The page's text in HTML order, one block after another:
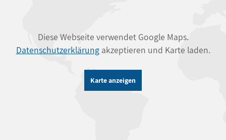
Diese Webseite verwendet Google Maps.
Datenschutzerklärungakzeptieren und Karte laden.
Karte anzeigen